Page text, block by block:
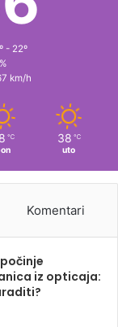
- 22º
km/h
℃ 38 ℃
uto
Komentari
iz opticaja: